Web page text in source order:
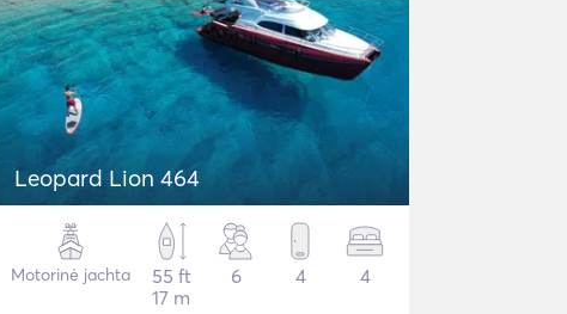
Leopard Lion 464
Motorinė jachta
55 ft
17 m
6 4 4